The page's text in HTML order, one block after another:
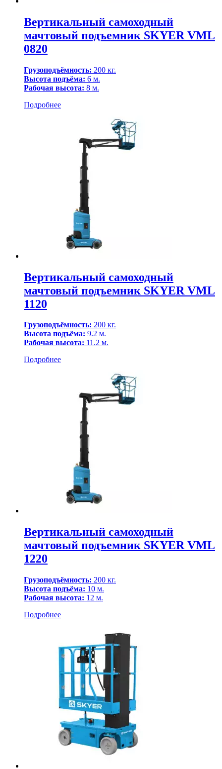
Вертикальный самоходный
мачтовый подъемник SKYER VML
0820
Грузоподъёмность: 200 кг.
Высота подъёма: 6 м.
Рабочая высота: 8 м.
Подробнее
Вертикальный самоходный
мачтовый подъемник SKYER VML
1120
Грузоподъёмность: 200 кг.
Высота подъёма: 9.2 м.
Рабочая высота: 11.2 м.
Подробнее
Вертикальный самоходный
мачтовый подъемник SKYER VML
1220
Грузоподъёмность: 200 кг.
Высота подъёма: 10 м.
Рабочая высота: 12 м.
Подробнее